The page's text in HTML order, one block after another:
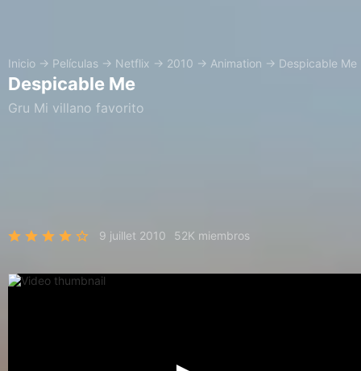
Inicio → Películas → Netflix → 2010 → Animation → Despicable Me
Despicable Me
Gru Mi villano favorito
9 juillet 2010 52K miembros